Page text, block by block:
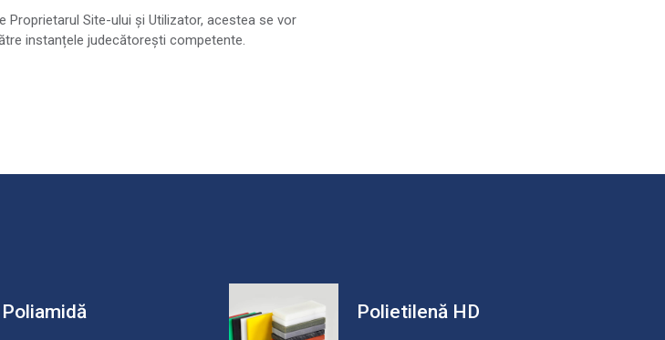
Proprietarul Site-ului și Utilizator, acestea se vor
instanțele judecătorești competente.
Poliamidă Polietilenă HD